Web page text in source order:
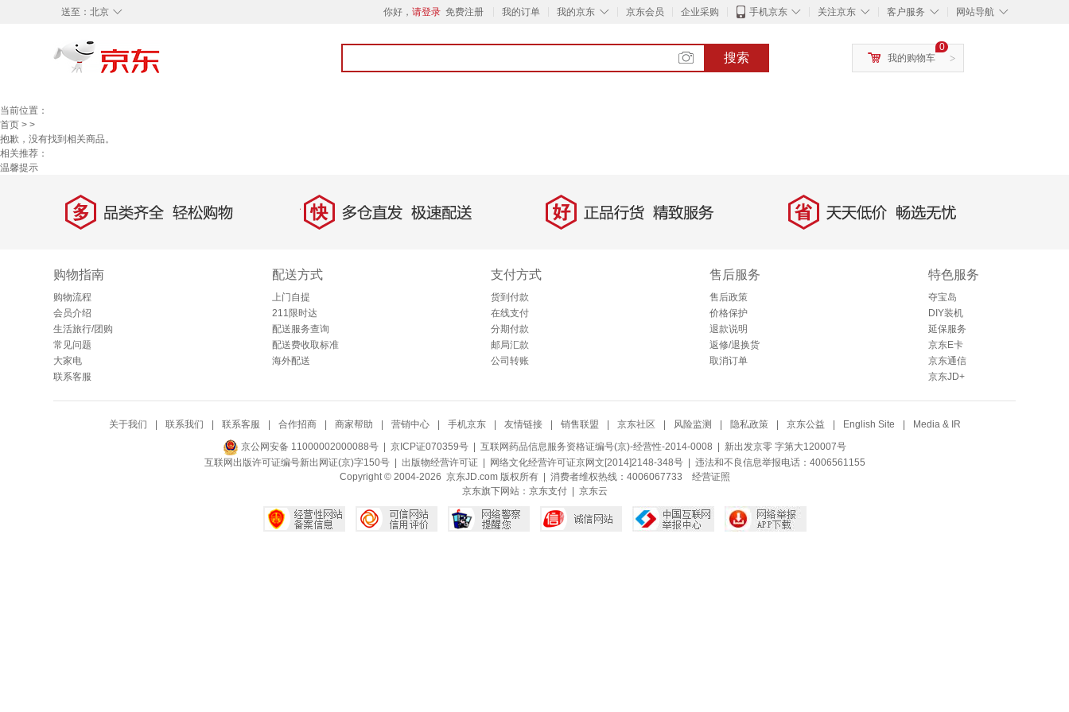
◇
送至： 北京 你好， 请登录 免费注册 我的订单 ◇
我的京东 京东会员 企业采购 ◇
手机京东 ◇
关注京东 ◇
客户服务 ◇
网站导航
搜索 >
0
我的购物车
当前位置：
首页 > >
抱歉，没有找到相关商品。
相关推荐：
温馨提示
多 品类齐全，轻松购物 快 多仓直发，极速配送 好 正品行货，精致服务 省 天天低价，畅选无忧
购物指南
购物流程
会员介绍
生活旅行/团购
常见问题
大家电
联系客服
配送方式
上门自提
211限时达
配送服务查询
配送费收取标准
海外配送
支付方式
货到付款
在线支付
分期付款
邮局汇款
公司转账
售后服务
售后政策
价格保护
退款说明
返修/退换货
取消订单
特色服务
夺宝岛
DIY装机
延保服务
京东E卡
京东通信
京东JD+
关于我们 联系我们 联系客服 合作招商 商家帮助 营销中心 手机京东 友情链接 销售联盟 京东社区 风险监测 隐私政策 京东公益 English Site Media & IR
京公网安备 11000002000088号 | 京ICP证070359号 | 互联网药品信息服务资格证编号(京)-经营性-2014-0008 | 新出发京零 字第大120007号
互联网出版许可证编号新出网证(京)字150号 | 出版物经营许可证| 网络文化经营许可证京网文[2014]2148-348号| 违法和不良信息举报电话：4006561155
Copyright © 2004-2026 京东JD.com 版权所有 | 消费者维权热线：4006067733 经营证照
京东旗下网站： 京东支付| 京东云